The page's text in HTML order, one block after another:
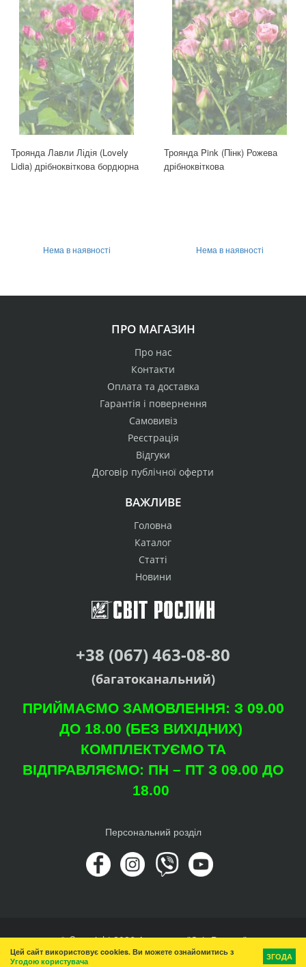
Троянда Лавли Лідія (Lovely
Lidia) дрібноквіткова бордюрна
Нема в наявності
Троянда Pink (Пінк) Рожева
дрібноквіткова
Нема в наявності
ПРО МАГАЗИН
Про нас
Контакти
Оплата та доставка
Гарантія і повернення
Самовивіз
Реєстрація
Відгуки
Договір публічної оферти
ВАЖЛИВЕ
Головна
Каталог
Статті
Новини
+38 (067) 463-08-80
(багатоканальний)
ПРИЙМАЄМО ЗАМОВЛЕННЯ: З 09.00
ДО 18.00 (БЕЗ ВИХІДНИХ)
КОМПЛЕКТУЄМО ТА
ВІДПРАВЛЯЄМО: ПН – ПТ З 09.00 ДО
18.00
Персональний розділ
© Copyright 2026 Агроцентр "Світ Рослин"
Вгору
Цей сайт використовує cookies. Ви можете ознайомитись з
Угодою користувача
ЗГОДА